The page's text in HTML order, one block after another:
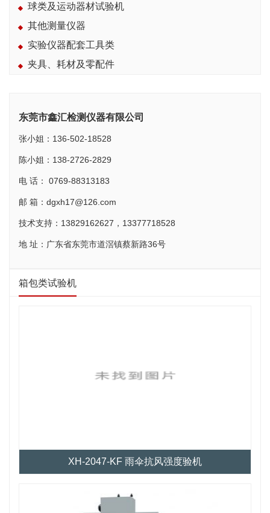
球类及运动器材试验机
其他测量仪器
实验仪器配套工具类
夹具、耗材及零配件
东莞市鑫汇检测仪器有限公司
张小姐：136-502-18528
陈小姐：138-2726-2829
电 话： 0769-88313183
邮 箱：dgxh17@126.com
技术支持：13829162627，13377718528
地 址：广东省东莞市道滘镇蔡新路36号
箱包类试验机
XH-2047-KF 雨伞抗风强度验机